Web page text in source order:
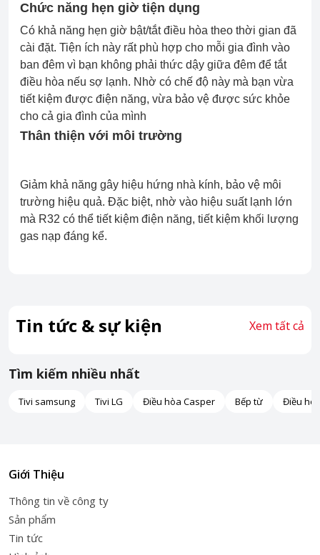
Chức năng hẹn giờ tiện dụng
Có khả năng hẹn giờ bật/tắt điều hòa theo thời gian đã
cài đặt. Tiện ích này rất phù hợp cho mỗi gia đình vào
ban đêm vì bạn không phải thức dậy giữa đêm để tắt
điều hòa nếu sợ lạnh. Nhờ có chế độ này mà bạn vừa
tiết kiệm được điện năng, vừa bảo vệ được sức khỏe
cho cả gia đình của mình
Thân thiện với môi trường
Giảm khả năng gây hiệu hứng nhà kính, bảo vệ môi
trường hiệu quả. Đặc biệt, nhờ vào hiệu suất lạnh lớn
mà R32 có thể tiết kiệm điện năng, tiết kiệm khối lượng
gas nạp đáng kể.
Tin tức & sự kiện Xem tất cả
Tìm kiếm nhiều nhất
Tivi samsung Tivi LG Điều hòa Casper Bếp từ Điều
Giới Thiệu
Thông tin về công ty
Sản phẩm
Tin tức